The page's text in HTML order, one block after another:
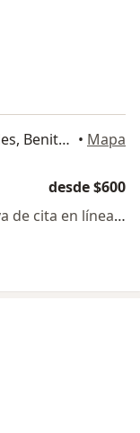
Calle Kansas 38 Ampliacion Nàpoles, Benito Juárez • Mapa
desde $600
Este especialista no ofrece reserva de cita en línea en esta dirección.